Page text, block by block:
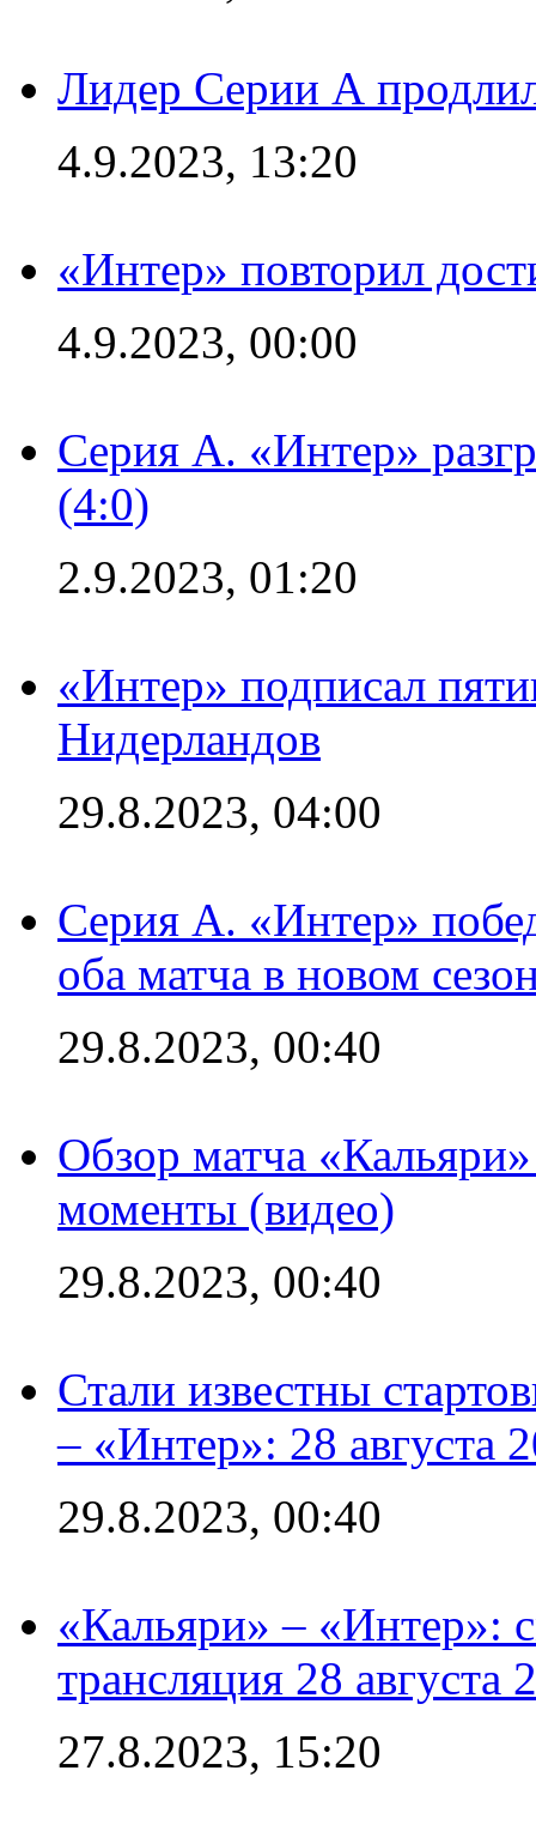
Лидер Серии А
4.9.2023, 13:20
«Интер» повторил
4.9.2023, 00:00
Серия А. «Интер»
(4:0)
2.9.2023, 01:20
«Интер» подписал
Нидерландов
29.8.2023, 04:00
Серия А. «Интер»
оба матча в новом
29.8.2023, 00:40
Обзор матча
моменты (видео)
29.8.2023, 00:40
Стали известны
– «Интер»: 28 августа
29.8.2023, 00:40
«Кальяри» – «Интер»:
трансляция 28 августа
27.8.2023, 15:20